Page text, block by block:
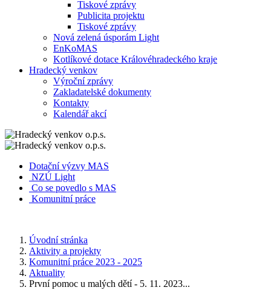
Tiskové zprávy
Publicita projektu
Tiskové zprávy
Nová zelená úsporám Light
EnKoMAS
Kotlíkové dotace Královéhradeckého kraje
Hradecký venkov
Výroční zprávy
Zakladatelské dokumenty
Kontakty
Kalendář akcí
Dotační výzvy MAS
NZÚ Light
Co se povedlo s MAS
Komunitní práce
Úvodní stránka
Aktivity a projekty
Komunitní práce 2023 - 2025
Aktuality
První pomoc u malých dětí - 5. 11. 2023...